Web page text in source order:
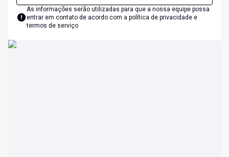
As informações serão utilizadas para que a nossa equipe possa
entrar em contato de acordo com a política de privacidade e
termos de serviço